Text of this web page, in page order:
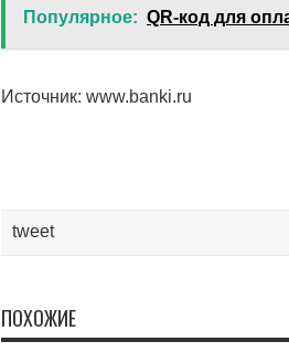
Популярное: QR-код для
Источник: www.banki.ru
tweet
ПОХОЖИЕ